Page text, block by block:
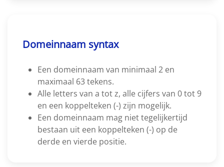
Domeinnaam syntax
Een domeinnaam van minimaal 2 en
maximaal 63 tekens.
Alle letters van a tot z, alle cijfers van 0 tot 9
en een koppelteken (-) zijn mogelijk.
Een domeinnaam mag niet tegelijkertijd
bestaan uit een koppelteken (-) op de
derde en vierde positie.